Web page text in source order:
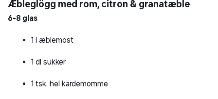
Æbleglögg med rom, citron & granatæble
6-8 glas
1 l æblemost
1 dl sukker
1 tsk. hel kardemomme